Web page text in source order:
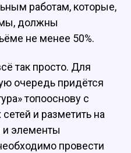
работам, которые,
должны
не менее 50%.
так просто. Для
очередь придётся
топооснову с
и разметить на
и элементы
провести